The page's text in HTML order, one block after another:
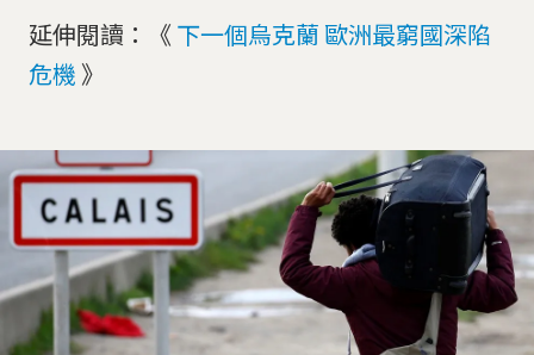
延伸閱讀：《 下一個烏克蘭 歐洲最窮國深陷
危機 》